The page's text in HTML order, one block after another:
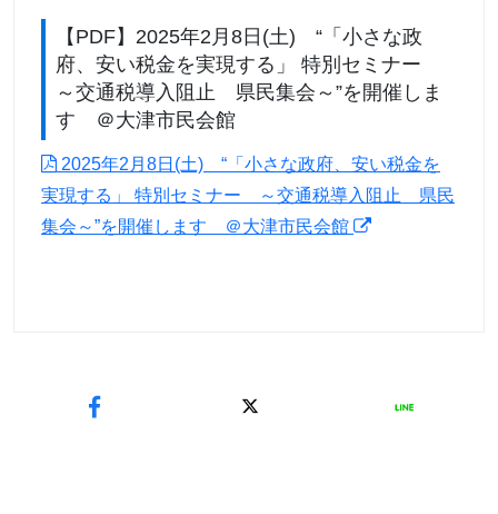
【PDF】2025年2月8日(土) “「小さな政
府、安い税金を実現する」 特別セミナー
～交通税導入阻止 県民集会～”を開催しま
す ＠大津市民会館
2025年2月8日(土) “「小さな政府、安い税金を
実現する」 特別セミナー ～交通税導入阻止 県民
集会～”を開催します ＠大津市民会館